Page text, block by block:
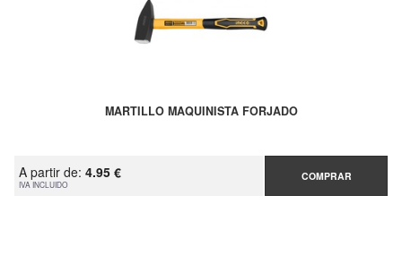
MARTILLO MAQUINISTA FORJADO
A partir de: 4.95 €
IVA INCLUIDO
COMPRAR